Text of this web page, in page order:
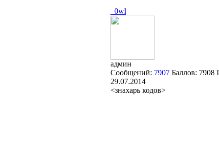
_0wl
админ
Сообщений: 7907 Баллов: 7908
29.07.2014
<знахарь кодов>